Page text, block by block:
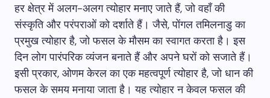
हर क्षेत्र में अलग-अलग त्योहार मनाए जाते हैं, जो वहाँ की
संस्कृति और परंपराओं को दर्शाते हैं। जैसे, पोंगल तमिलनाडु का
प्रमुख त्योहार है, जो फसल के मौसम का स्वागत करता है। इस
दिन लोग पारंपरिक व्यंजन बनाते हैं और अपने घरों को सजाते हैं।
इसी प्रकार, ओणम केरल का एक महत्वपूर्ण त्योहार है, जो धान की
फसल के समय मनाया जाता है। यह त्योहार न केवल फसल की